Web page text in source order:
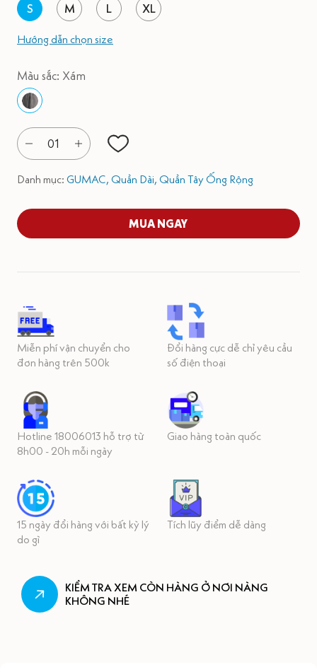
S
M L XL
Hướng dẫn chọn size
Màu sắc: Xám
01
Danh mục: GUMAC, Quần Dài, Quần Tây Ống Rộng
MUA NGAY
Miễn phí vận chuyển cho
đơn hàng trên 500k
Đổi hàng cực dễ chỉ yêu cầu
số điện thoại
Hotline 18006013 hỗ trợ từ
8h00 - 20h mỗi ngày
Giao hàng toàn quốc
15 ngày đổi hàng với bất kỳ lý
do gì
Tích lũy điểm dễ dàng
KIỂM TRA XEM CÒN HÀNG Ở NƠI NÀNG
KHÔNG NHÉ